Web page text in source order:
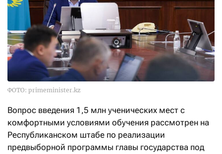
ФОТО: primeminister.kz
Вопрос введения 1,5 млн ученических мест с
комфортными условиями обучения рассмотрен на
Республиканском штабе по реализации
предвыборной программы главы государства под